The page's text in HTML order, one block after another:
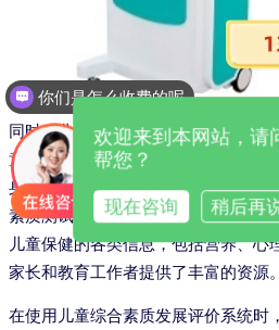
同时，儿童少年身高预测功能也是家
童的年龄、性别、身高、体重等信息
身高范围，为家长提供科学的参考。
素质测试仪还包含了儿童保健数据库
儿童保健的各类信息，包括营养、心
家长和教育工作者提供了丰富的资源。
在使用儿童综合素质发展评价系统时
你们是怎么收费的呢
欢迎来到本网站，请
帮您？
现在咨询 稍后再